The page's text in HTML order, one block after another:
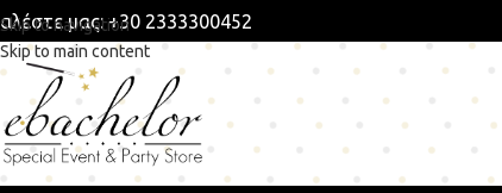
Skip to navigation
Skip to main content
μας: +30 2333300452